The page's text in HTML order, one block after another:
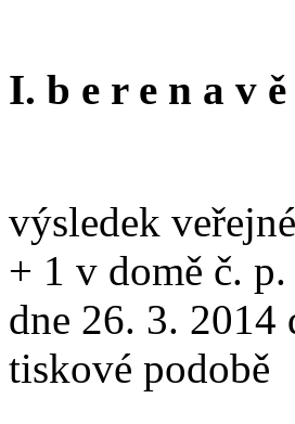
I. b e r e n a v
výsledek
+ 1 v domě č.
dne 26. 3. 2014
tiskové podobě